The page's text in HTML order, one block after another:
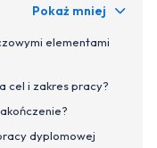
Pokaż mniej
elementami
cel i zakres pracy?
dyplomowej